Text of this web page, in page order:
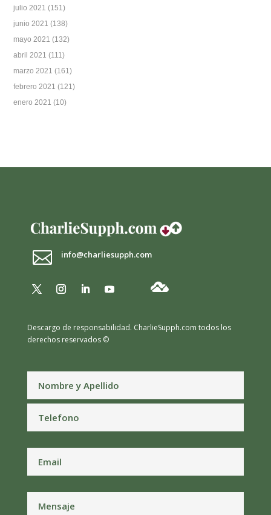
julio 2021 (151)
junio 2021 (138)
mayo 2021 (132)
abril 2021 (111)
marzo 2021 (161)
febrero 2021 (121)
enero 2021 (10)
 info@charliesupph.com
Descargo de responsabilidad. CharlieSupph.com todos los
derechos reservados ©